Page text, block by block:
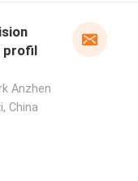
profil
Anzhen
China